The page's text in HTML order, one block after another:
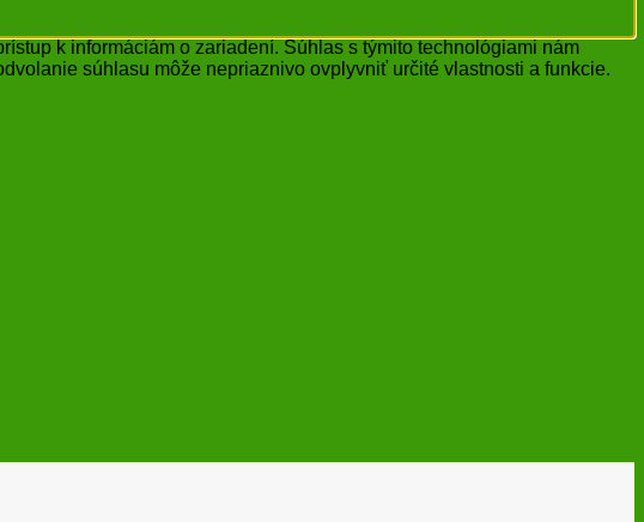
k informáciám o zariadení. Súhlas s týmito technológiami nám
súhlasu môže nepriaznivo ovplyvniť určité vlastnosti a funkcie.